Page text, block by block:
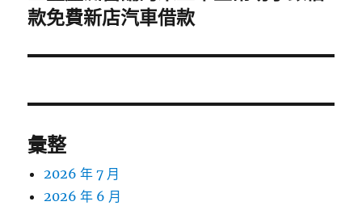
一
文
款免費新店汽車借款
彙整
2026 年 7 月
2026 年 6 月